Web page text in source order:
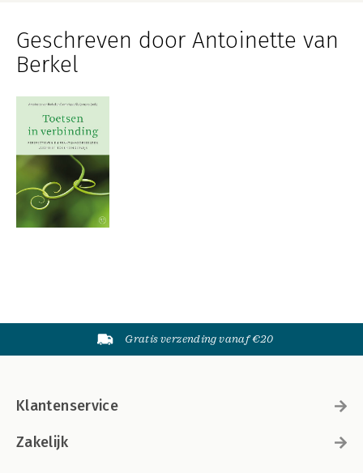
Geschreven door Antoinette van
Berkel
Gratis verzending vanaf €20
Klantenservice
Zakelijk